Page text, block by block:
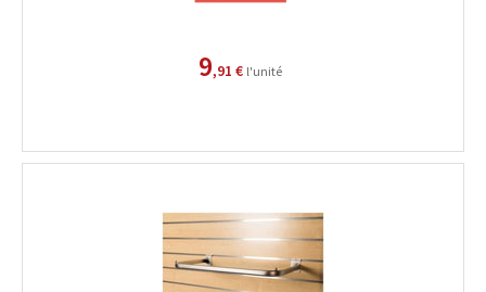
9,91 € l'unité